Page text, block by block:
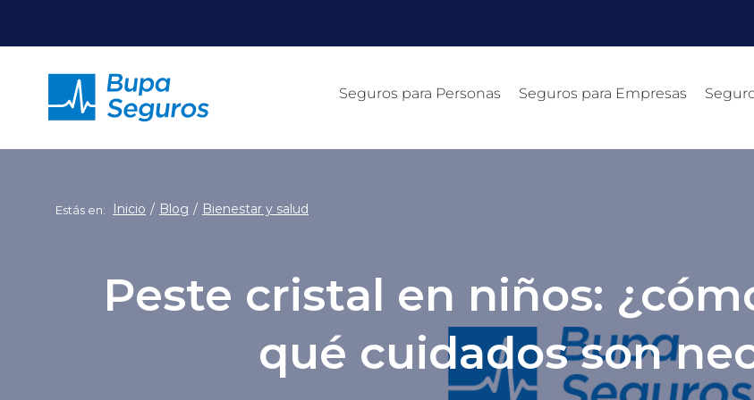
Seguros para Personas Seguros para Empresas
Estás en: Inicio Blog Bienestar y salud
Peste cristal en niños:
qué cuidados son